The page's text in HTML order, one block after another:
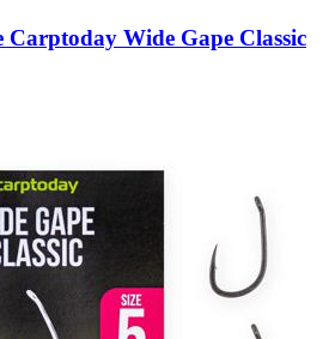
Wide Gape Classic